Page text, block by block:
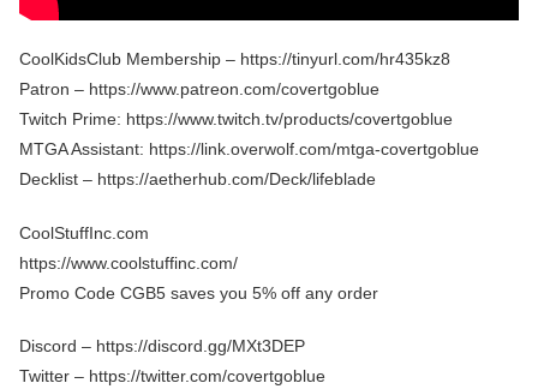
CoolKidsClub Membership – https://tinyurl.com/hr435kz8
Patron – https://www.patreon.com/covertgoblue
Twitch Prime: https://www.twitch.tv/products/covertgoblue
MTGA Assistant: https://link.overwolf.com/mtga-covertgoblue
Decklist – https://aetherhub.com/Deck/lifeblade
CoolStuffInc.com
https://www.coolstuffinc.com/
Promo Code CGB5 saves you 5% off any order
Discord – https://discord.gg/MXt3DEP
Twitter – https://twitter.com/covertgoblue